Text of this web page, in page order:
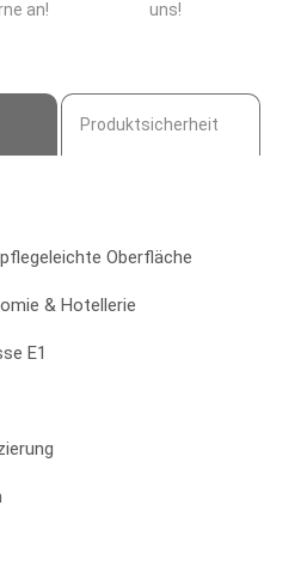
an!
uns!
Produktsicherheit
Oberfläche
& Hotellerie
E1